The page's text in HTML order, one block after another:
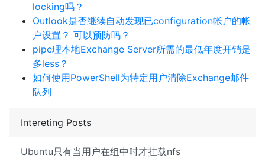
Intereting Posts
Ubuntu只有当用户在组中时才挂载nfs
locking吗？
Outlook是否继续自动发现已configuration帐户的帐
户设置？ 可以预防吗？
pipe理本地Exchange Server所需的最低年度开销是
多less？
如何使用PowerShell为特定用户清除Exchange邮件
队列